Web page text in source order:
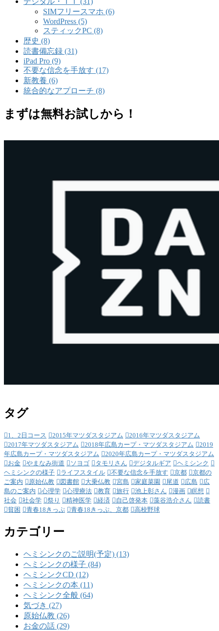
SIMフリースマホ (6)
WordPress (5)
スティックPC (8)
歴史 (8)
読書備忘録 (31)
iPad Pro (9)
不要な信念を手放す (17)
新教養 (6)
統合的なアプローチ (8)
まずは無料お試しから！
タグ
1、2日コース 2015年マツダスタジアム
2016年マツダスタジアム
2017年マツダスタジアム
2018年広島カープ・マツダスタジアム
2019
年広島カープ・マツダスタジアム
2020年広島カープ・マツダスタジアム
お金
やまなみ街道 ソヨゴ タモリさん デジタルギア
ヘミシンク
ヘミシンクの様子
ライフスタイル 不要な信念を手放す 京都
京都の
ご案内
原始仏教 図書館 大乗仏教 宮島 家庭菜園 尾道 広島
広
島のご案内
心理学 心理療法 教育 旅行 池上彰さん 漫画
瞑想
社会
社会学 祭り 精神医学 経済 自己啓発本 藻谷浩介さん
読書
貧困
青春18きっぷ 青春18きっぷ、京都 高校野球
カテゴリー
ヘミシンクのご説明(予定) (13)
ヘミシンクの様子 (84)
ヘミシンクCD (12)
ヘミシンクの本 (11)
ヘミシンク全般 (64)
気づき (27)
原始仏教 (26)
お金の話 (29)